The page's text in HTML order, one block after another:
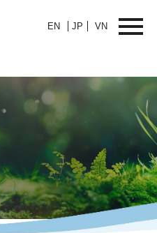
EN JP VN